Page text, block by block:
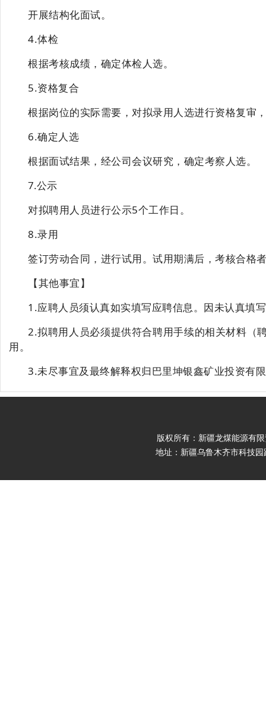
开展结构化面试。
4.体检
根据考核成绩，确定体检人选。
5.资格复合
根据岗位的实际需要，对拟录用人选进行资格复审
6.确定人选
根据面试结果，经公司会议研究，确定考察人选。
7.公示
对拟聘用人员进行公示5个工作日。
8.录用
签订劳动合同，进行试用。试用期满后，考核合格
【其他事宜】
1.应聘人员须认真如实填写应聘信息。因未认真填
2.拟聘用人员必须提供符合聘用手续的相关材料（
用。
3.未尽事宜及最终解释权归巴里坤银鑫矿业投资有
版权所有：新疆龙煤能源有限
地址：新疆乌鲁木齐市科技